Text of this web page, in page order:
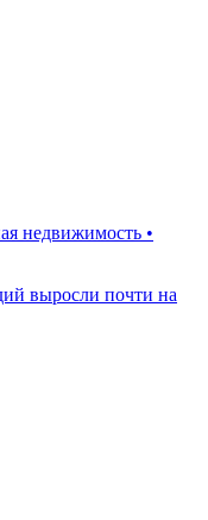
недвижимость •
выросли почти на